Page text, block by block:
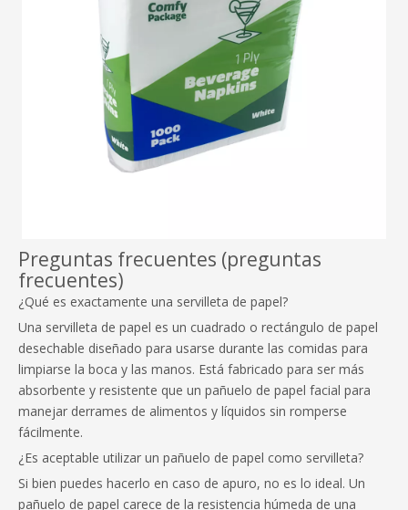
Preguntas frecuentes (preguntas
frecuentes)
¿Qué es exactamente una servilleta de papel?
Una servilleta de papel es un cuadrado o rectángulo de papel
desechable diseñado para usarse durante las comidas para
limpiarse la boca y las manos. Está fabricado para ser más
absorbente y resistente que un pañuelo de papel facial para
manejar derrames de alimentos y líquidos sin romperse
fácilmente.
¿Es aceptable utilizar un pañuelo de papel como servilleta?
Si bien puedes hacerlo en caso de apuro, no es lo ideal. Un
pañuelo de papel carece de la resistencia húmeda de una